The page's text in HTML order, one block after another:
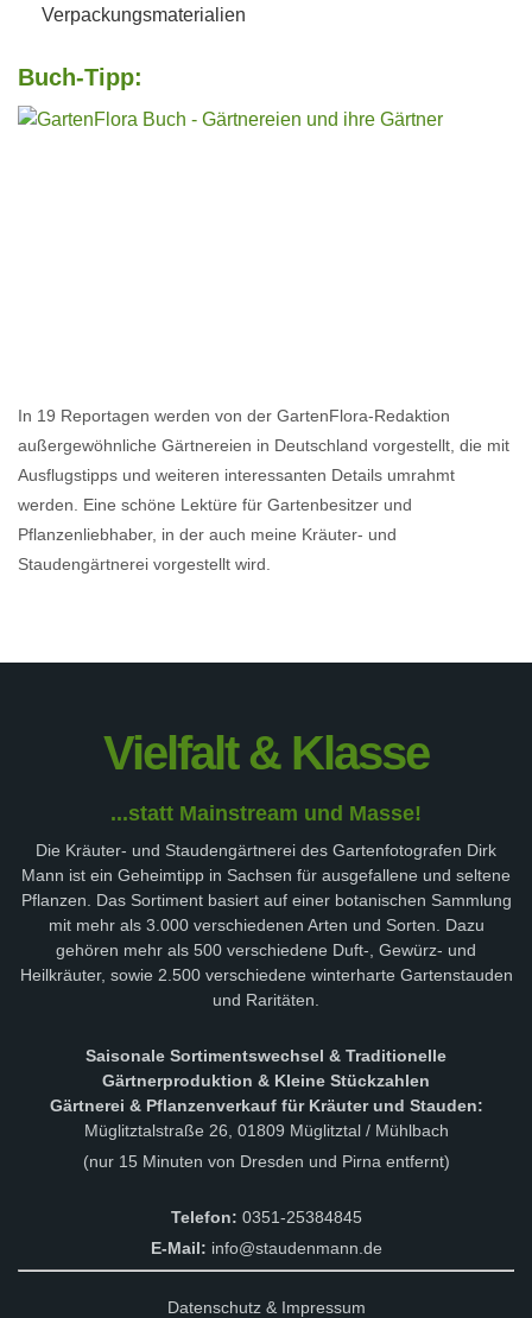
Verpackungsmaterialien
Buch-Tipp:
In 19 Reportagen werden von der GartenFlora-Redaktion
außergewöhnliche Gärtnereien in Deutschland vorgestellt, die mit
Ausflugstipps und weiteren interessanten Details umrahmt
werden. Eine schöne Lektüre für Gartenbesitzer und
Pflanzenliebhaber, in der auch meine Kräuter- und
Staudengärtnerei vorgestellt wird.
Vielfalt & Klasse
...statt Mainstream und Masse!
Die Kräuter- und Staudengärtnerei des Gartenfotografen Dirk
Mann ist ein Geheimtipp in Sachsen für ausgefallene und seltene
Pflanzen. Das Sortiment basiert auf einer botanischen Sammlung
mit mehr als 3.000 verschiedenen Arten und Sorten. Dazu
gehören mehr als 500 verschiedene Duft-, Gewürz- und
Heilkräuter, sowie 2.500 verschiedene winterharte Gartenstauden
und Raritäten.
Saisonale Sortimentswechsel & Traditionelle
Gärtnerproduktion & Kleine Stückzahlen
Gärtnerei & Pflanzenverkauf für Kräuter und Stauden:
Müglitztalstraße 26, 01809 Müglitztal / Mühlbach
(nur 15 Minuten von Dresden und Pirna entfernt)
Telefon: 0351-25384845
E-Mail: info@staudenmann.de
Datenschutz & Impressum